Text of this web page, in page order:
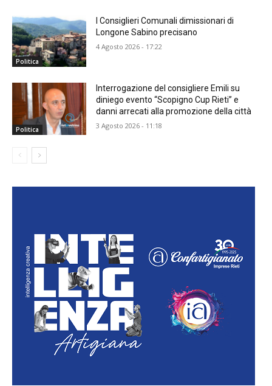
Politica
I Consiglieri Comunali dimissionari di
Longone Sabino precisano
4 Agosto 2026 - 17:22
Politica
Interrogazione del consigliere Emili su
diniego evento “Scopigno Cup Rieti” e
danni arrecati alla promozione della città
3 Agosto 2026 - 11:18